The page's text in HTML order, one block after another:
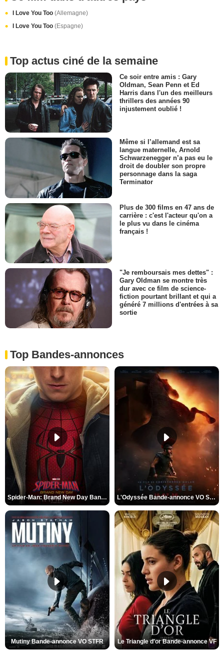
I Love You Too (Allemagne)
I Love You Too (Espagne)
Top actus ciné de la semaine
Ce soir entre amis : Gary
Oldman, Sean Penn et Ed
Harris dans l'un des meilleurs
thrillers des années 90
injustement oublié !
Même si l’allemand est sa
langue maternelle, Arnold
Schwarzenegger n’a pas eu le
droit de doubler son propre
personnage dans la saga
Terminator
Plus de 300 films en 47 ans de
carrière : c'est l'acteur qu'on a
le plus vu dans le cinéma
français !
"Je remboursais mes dettes" :
Gary Oldman se montre très
dur avec ce film de science-
fiction pourtant brillant et qui a
généré 7 millions d'entrées à sa
sortie
Top Bandes-annonces
Spider-Man: Brand New Day Bande-annonce VO STFR L'Odyssée Bande-annonce VO STFR
Mutiny Bande-annonce VO STFR Le Triangle d'or Bande-annonce VF